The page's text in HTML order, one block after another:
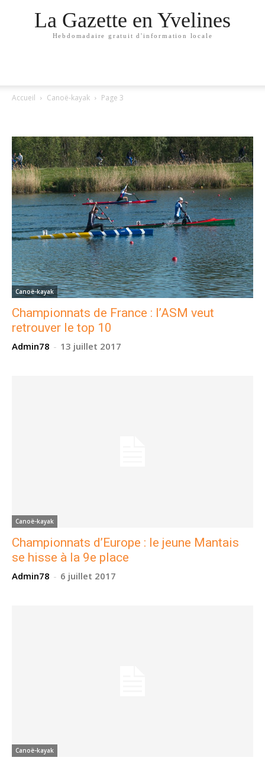
La Gazette en Yvelines
Hebdomadaire gratuit d'information locale
Accueil Canoë-kayak Page 3
Canoë-kayak
Championnats de France : l’ASM veut
retrouver le top 10
Admin78 - 13 juillet 2017
Canoë-kayak
Championnats d’Europe : le jeune Mantais
se hisse à la 9e place
Admin78 - 6 juillet 2017
Canoë-kayak